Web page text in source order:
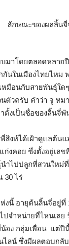
บมาโดยตลอดหลาย
นในเมืองไทยไหม
มือนกับสายพันธุ์ใด
ตัวครับ คำว่า จู หม
ตั้งเป็นชื่อของลิ้นจี่พั
สิงห์ได้เฝ้าดูแลต้น
ก่งคอย ซึ่งตั้งอยู่เลข
ไปปลูกที่สวนใหม่ที่
30 ไร่
ห่งนี้ อายุต้นลิ้นจี่อยู่
ปจำหน่ายที่ไหนเลย
อง กลุ่มเพื่อน แต่ปี
ไลน์ ซึ่งมีผลตอบกลั